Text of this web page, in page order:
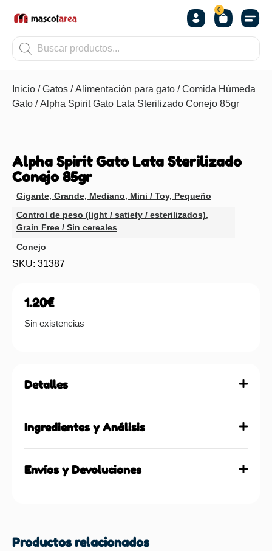
0
Inicio /Gatos /Alimentación para gato /Comida Húmeda
Gato / Alpha Spirit Gato Lata Sterilizado Conejo 85gr
Alpha Spirit Gato Lata Sterilizado
Conejo 85gr
Gigante, Grande, Mediano, Mini / Toy, Pequeño
Control de peso (light / satiety / esterilizados),
Grain Free / Sin cereales
Conejo
SKU: 31387
1.20€
Sin existencias
Detalles
Ingredientes y Análisis
Envíos y Devoluciones
Productos relacionados